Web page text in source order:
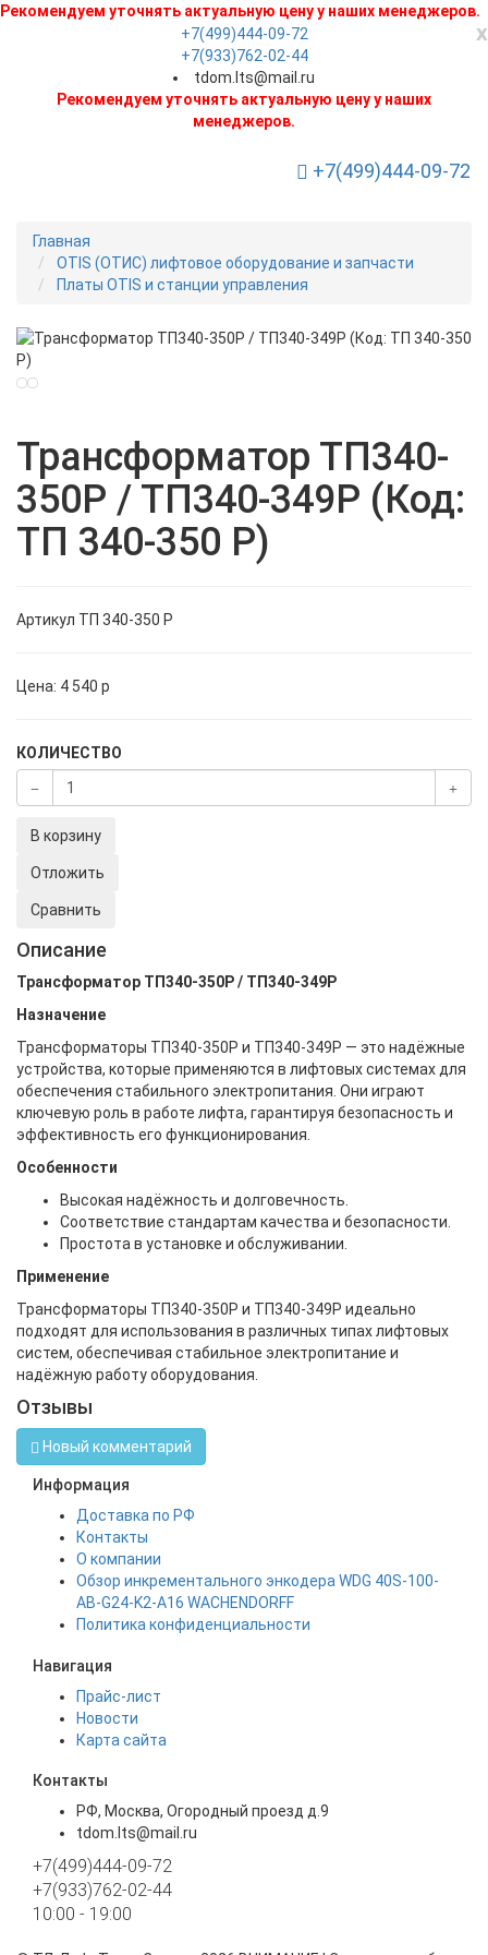
Рекомендуем уточнять актуальную цену у наших менеджеров.
x
+7(499)444-09-72
+7(933)762-02-44
tdom.lts@mail.ru
Рекомендуем уточнять актуальную цену у наших
менеджеров.
+7(499)444-09-72
Toggle Navigation
Главная
OTIS (ОТИС) лифтовое оборудование и запчасти
Платы OTIS и станции управления
Трансформатор ТП340-
350Р / ТП340-349Р (Код:
ТП 340-350 Р)
Артикул ТП 340-350 Р
Цена: 4 540 p
КОЛИЧЕСТВО
В корзину
Отложить
Сравнить
Описание
Трансформатор ТП340-350Р / ТП340-349Р
Назначение
Трансформаторы ТП340-350Р и ТП340-349Р — это надёжные
устройства, которые применяются в лифтовых системах для
обеспечения стабильного электропитания. Они играют
ключевую роль в работе лифта, гарантируя безопасность и
эффективность его функционирования.
Особенности
Высокая надёжность и долговечность.
Соответствие стандартам качества и безопасности.
Простота в установке и обслуживании.
Применение
Трансформаторы ТП340-350Р и ТП340-349Р идеально
подходят для использования в различных типах лифтовых
систем, обеспечивая стабильное электропитание и
надёжную работу оборудования.
Отзывы
Новый комментарий
Информация
Доставка по РФ
Контакты
О компании
Обзор инкрементального энкодера WDG 40S-100-
AB-G24-K2-A16 WACHENDORFF
Политика конфиденциальности
Навигация
Прайс-лист
Новости
Карта сайта
Контакты
РФ, Москва, Огородный проезд д.9
tdom.lts@mail.ru
+7(499)444-09-72
+7(933)762-02-44
10:00 - 19:00